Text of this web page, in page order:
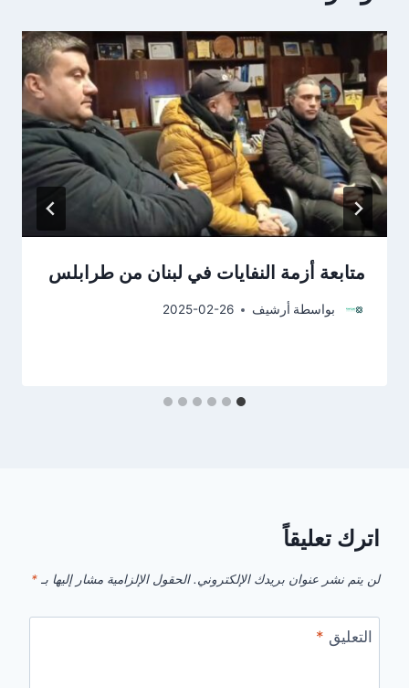
متابعة أزمة النفايات في لبنان من طرابلس
بواسطة أرشيف 2025-02-26
اترك تعليقاً
لن يتم نشر عنوان بريدك الإلكتروني. الحقول الإلزامية مشار إليها بـ *
التعليق *